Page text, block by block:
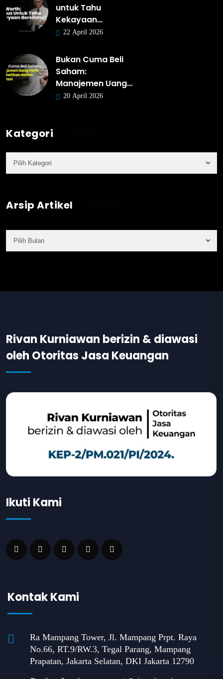
untuk Tahu
Kekayaan…
22 April 2026
Bukan Cuma Beli
Saham:
Manajemen Uang…
20 April 2026
Kategori
Arsip Artikel
Rivan Kurniawan berizin & diawasi
oleh Otoritas Jasa Keuangan
Ikuti Kami
Kontak Kami
Ra Mampang Tower, Jl. Mampang Prpt. Raya
No.66, RT.9/RW.3, Tegal Parang, Mampang
Prapatan, Jakarta Selatan, DKI Jakarta 12790